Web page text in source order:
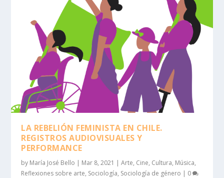
LA REBELIÓN FEMINISTA EN CHILE.
REGISTROS AUDIOVISUALES Y
PERFORMANCE
by María José Bello | Mar 8, 2021 |Arte, Cine, Cultura, Música,
Reflexiones sobre arte, Sociología, Sociología de género | 0